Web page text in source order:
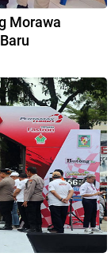
Morawa